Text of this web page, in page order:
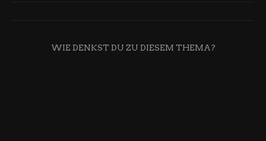
WIE DENKST DU ZU DIESEM THEMA?